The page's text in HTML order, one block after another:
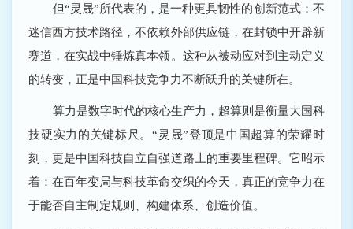
但“灵晟”所代表的，是一种更具韧性的创新范式：不
迷信西方技术路径，不依赖外部供应链，在封锁中开辟新
赛道，在实战中锤炼真本领。这种从被动应对到主动定义
的转变，正是中国科技竞争力不断跃升的关键所在。
算力是数字时代的核心生产力，超算则是衡量大国科
技硬实力的关键标尺。“灵晟”登顶是中国超算的荣耀时
刻，更是中国科技自立自强道路上的重要里程碑。它昭示
着：在百年变局与科技革命交织的今天，真正的竞争力在
于能否自主制定规则、构建体系、创造价值。